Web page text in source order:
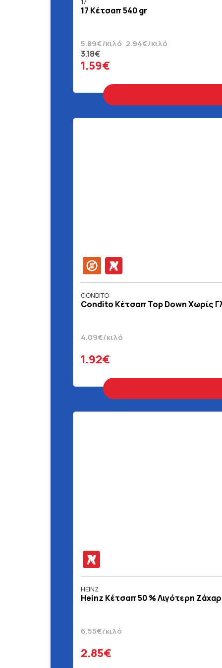
17 Κέτσαπ 540 gr
5.89€/κιλό 2.94€/κιλό
3.18€
1.59€
CONDITO
Condito Κέτσαπ Top Down Χωρίς
4.09€/κιλό
1.92€
HEINZ
Heinz Κέτσαπ 50 % Λιγότερη
6.55€/κιλό
2.85€